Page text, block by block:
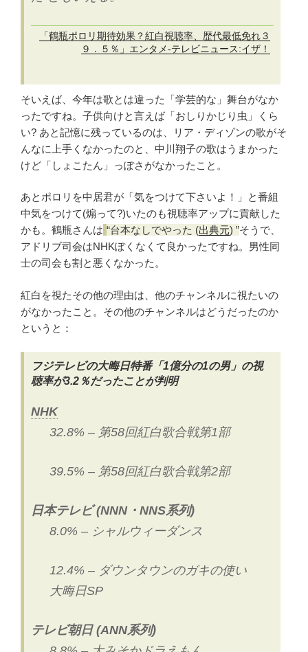
「鶴瓶ポロリ期待効果？紅白視聴率、歴代最低免れ３
９．５％」エンタメ‐テレビニュース:イザ！
そいえば、今年は歌とは違った「学芸的な」舞台がなか
ったですね。子供向けと言えば「おしりかじり虫」くら
い? あと記憶に残っているのは、リア・ディゾンの歌がそ
んなに上手くなかったのと、中川翔子の歌はうまかった
けど「しょこたん」っぽさがなかったこと。
あとポロリを中居君が「気をつけて下さいよ！」と番組
中気をつけて(煽って?)いたのも視聴率アップに貢献した
かも。鶴瓶さんは
台本なしでやった (出典元)
そうで、
アドリブ司会はNHKぽくなくて良かったですね。男性同
士の司会も割と悪くなかった。
紅白を視たその他の理由は、他のチャンネルに視たいの
がなかったこと。その他のチャンネルはどうだったのか
というと：
フジテレビの大晦日特番「1億分の1の男」の視
聴率が3.2％だったことが判明
NHK
32.8% – 第58回紅白歌合戦第1部
39.5% – 第58回紅白歌合戦第2部
日本テレビ (NNN・NNS系列)
8.0% – シャルウィーダンス
12.4% – ダウンタウンのガキの使い
大晦日SP
テレビ朝日 (ANN系列)